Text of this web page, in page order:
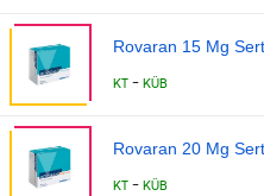
Rovaran 15 Mg
KT - KÜB
Rovaran 20 Mg
KT - KÜB